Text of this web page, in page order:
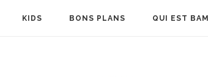
KIDS BONS PLANS QUI EST